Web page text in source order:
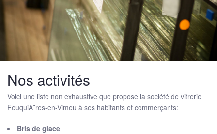
Nos activités
Voici une liste non exhaustive que propose la société de vitrerie
FeuquiÃ¨res-en-Vimeu à ses habitants et commerçants:
Bris de glace